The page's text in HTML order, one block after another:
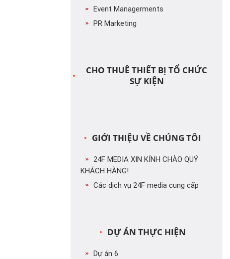
Event Managerments
PR Marketing
CHO THUÊ THIẾT BỊ TỔ CHỨC
SỰ KIỆN
GIỚI THIỆU VỀ CHÚNG TÔI
24F MEDIA XIN KÍNH CHÀO QUÝ
KHÁCH HÀNG!
Các dịch vụ 24F media cung cấp
DỰ ÁN THỰC HIỆN
Dự án 6